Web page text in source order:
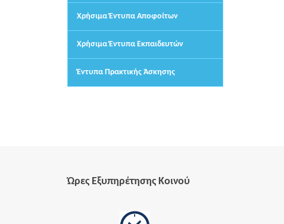
Χρήσιμα Έντυπα Αποφοίτων
Χρήσιμα Έντυπα Εκπαιδευτών
Έντυπα Πρακτικής Άσκησης
Ώρες Εξυπηρέτησης Κοινού